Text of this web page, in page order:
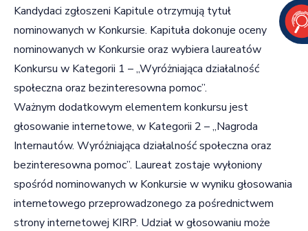
Kandydaci zgłoszeni Kapitule otrzymują tytuł
nominowanych w Konkursie. Kapituła dokonuje oceny
nominowanych w Konkursie oraz wybiera laureatów
Konkursu w Kategorii 1 – „Wyróżniająca działalność
społeczna oraz bezinteresowna pomoc”.
Ważnym dodatkowym elementem konkursu jest
głosowanie internetowe, w Kategorii 2 – „Nagroda
Internautów. Wyróżniająca działalność społeczna oraz
bezinteresowna pomoc”. Laureat zostaje wyłoniony
spośród nominowanych w Konkursie w wyniku głosowania
internetowego przeprowadzonego za pośrednictwem
strony internetowej KIRP. Udział w głosowaniu może